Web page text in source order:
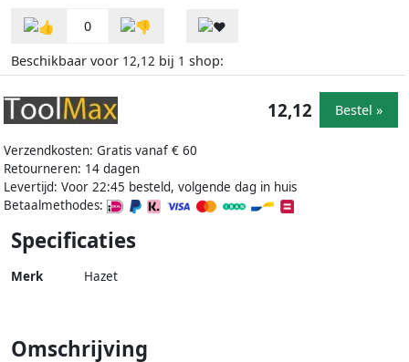
0
Beschikbaar voor 12,12 bij 1 shop:
Verzendkosten: Gratis vanaf € 60
Retourneren: 14 dagen
Levertijd: Voor 22:45 besteld, volgende dag in huis
Betaalmethodes:
12,12 Bestel »
Specificaties
Merk Hazet
Omschrijving